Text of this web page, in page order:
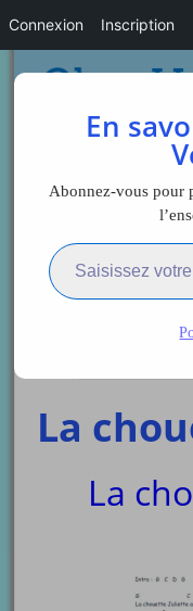
Sidebar
La
La
En
Abonnez-vous pour
Saisissez votre adresse e-mail…
Connexion Inscription